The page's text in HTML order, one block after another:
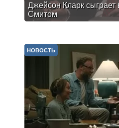
Джейсон Кларк сыграет
Смитом
НОВОСТЬ